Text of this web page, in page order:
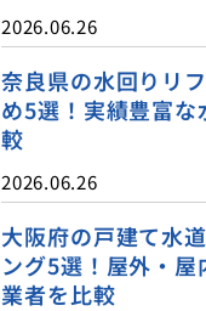
2026.06.26
奈良県の水回りリ
め5選！実績豊富
較
2026.06.26
大阪府の戸建て水
ング5選！屋外・
業者を比較